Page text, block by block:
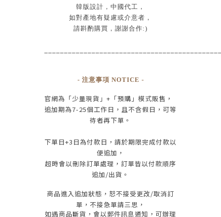
韓版設計，中國代工 ，
如對產地有疑慮或介意者，
請斟酌購買， 謝謝合作:)
- 注意事項 NOTICE -
官網為 「少量現貨」+ 「預購」模式販售，
追加期為7-25個工作日 ，且不含假日 ， 可等
待者再下單 。
下單日+3 日為付款日，請於期限完成付款以
便追加，
超時會以刪除訂單處理，訂單皆以付款順序
追加/出貨 。
商品進入追加狀態，恕不接受更改/取消訂
單， 不接急單請三思 ，
如遇商品斷貨，會以郵件訊息通知，可辦理